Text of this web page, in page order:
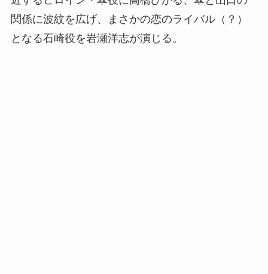
関係に波紋を広げ、まさかの恋のライバル（？）
となる石崎役を岩瀬洋志が演じる。